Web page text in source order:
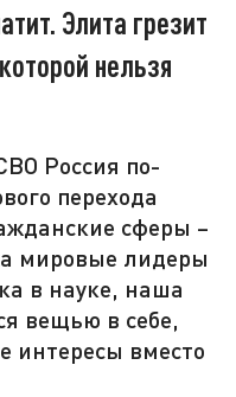
Элита грезит
нельзя
Россия по-
перехода
сферы –
мировые лидеры
в науке, наша
вещью в себе,
интересы вместо